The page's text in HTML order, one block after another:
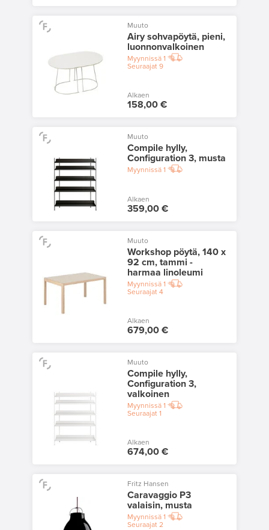
Muuto
Airy sohvapöytä, pieni,
luonnonvalkoinen
Myynnissä1
Seuraajat 9
Alkaen
158,00 €
Muuto
Compile hylly,
Configuration 3, musta
Myynnissä1
Alkaen
359,00 €
Muuto
Workshop pöytä, 140 x
92 cm, tammi -
harmaa linoleumi
Myynnissä1
Seuraajat4
Alkaen
679,00 €
Muuto
Compile hylly,
Configuration 3,
valkoinen
Myynnissä1
Seuraajat1
Alkaen
674,00 €
Fritz Hansen
Caravaggio P3
valaisin, musta
Myynnissä1
Seuraajat2